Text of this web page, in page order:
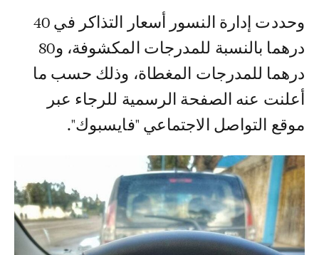
وحددت إدارة النسور أسعار التذاكر في 40
درهما بالنسبة للمدرجات المكشوفة، و80
درهما للمدرجات المغطاة، وذلك حسب ما
أعلنت عنه الصفحة الرسمية للرجاء عبر
موقع التواصل الاجتماعي "فايسبوك".